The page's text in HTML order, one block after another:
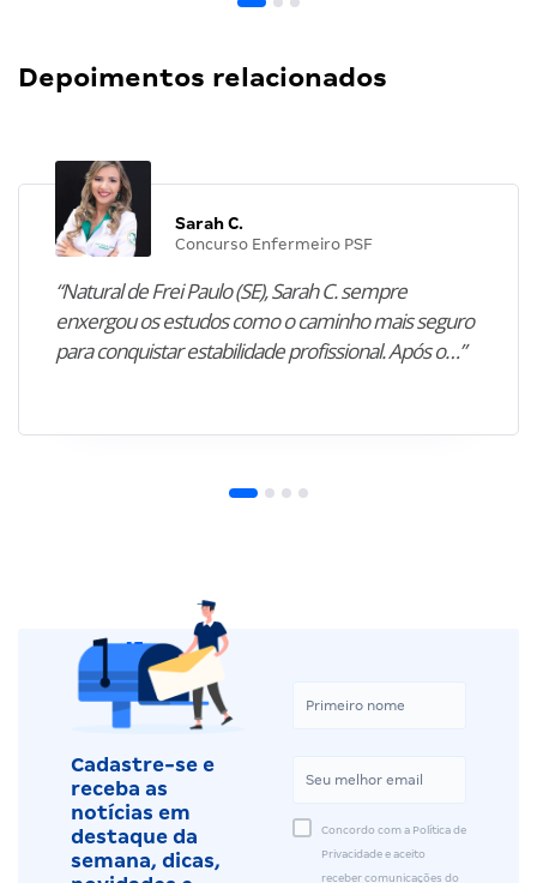
Depoimentos relacionados
Sarah C.
Concurso Enfermeiro PSF
“Natural de Frei Paulo (SE), Sarah C. sempre
enxergou os estudos como o caminho mais seguro
para conquistar estabilidade profissional. Após o…”
Cadastre-se e
receba as
notícias em
destaque da
semana, dicas,
Concordo com a Política de
Privacidade e aceito
receber comunicações do